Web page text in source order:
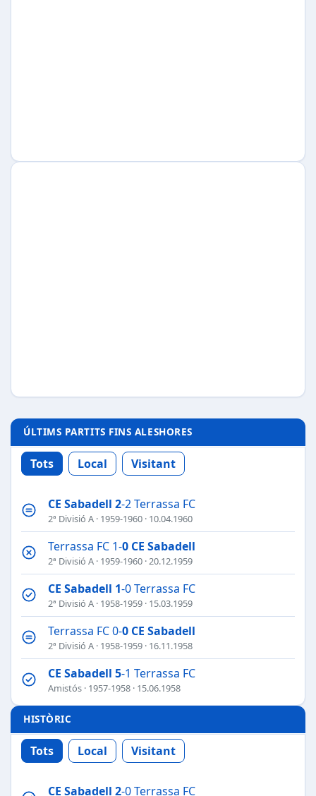
ÚLTIMS PARTITS FINS ALESHORES
Tots Local Visitant
CE Sabadell 2-2 Terrassa FC
2ª Divisió A · 1959-1960 · 10.04.1960
Terrassa FC 1-0 CE Sabadell
2ª Divisió A · 1959-1960 · 20.12.1959
CE Sabadell 1-0 Terrassa FC
2ª Divisió A · 1958-1959 · 15.03.1959
Terrassa FC 0-0 CE Sabadell
2ª Divisió A · 1958-1959 · 16.11.1958
CE Sabadell 5-1 Terrassa FC
Amistós · 1957-1958 · 15.06.1958
HISTÒRIC
Tots Local Visitant
CE Sabadell 2-0 Terrassa FC